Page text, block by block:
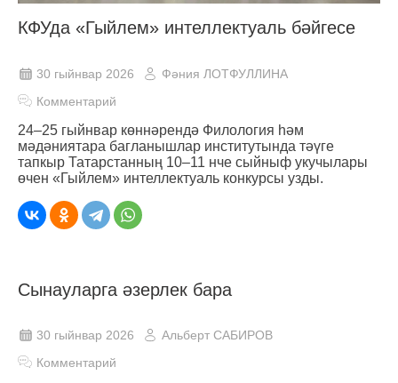
КФУда «Гыйлем» интеллектуаль бәйгесе
30 гыйнвар 2026
Фәния ЛОТФУЛЛИНА
Комментарий
24–25 гыйнвар көннәрендә Филология һәм
мәдәниятара багланышлар институтында тәүге
тапкыр Татарстанның 10–11 нче сыйныф укучылары
өчен «Гыйлем» интеллектуаль конкурсы узды.
Сынауларга әзерлек бара
30 гыйнвар 2026
Альберт САБИРОВ
Комментарий